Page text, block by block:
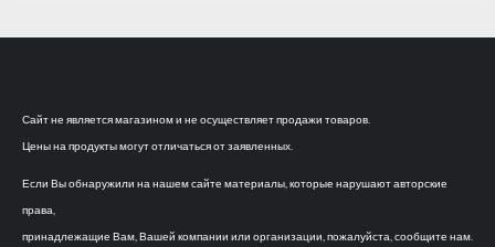
Сайт не является магазином и не осуществляет продажи товаров.
Цены на продукты могут отличаться от заявленных.
Если Вы обнаружили на нашем сайте материалы, которые нарушают авторские
права,
принадлежащие Вам, Вашей компании или организации, пожалуйста, сообщите нам.